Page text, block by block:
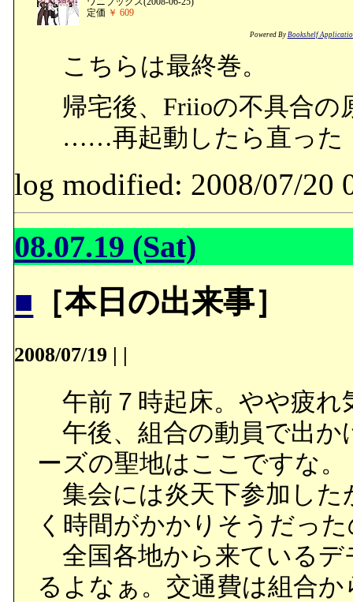
定価 ￥ 609
Powered By Bookshelf
こちらは最終巻。
帰宅後、Friioの不具合の
……再起動したら直っ
log modified: 2008/07/20
08.07.19 (Sat)
■ ［本日の出来事］
2008/07/19 | |
午前７時起床。やや疲れ
午後、組合の動員で出か
ーズの聖地はここですな。
集会には炎天下参加した
く時間がかかりそうだっ
全国各地から来ているデ
るよなぁ。交通費は組合